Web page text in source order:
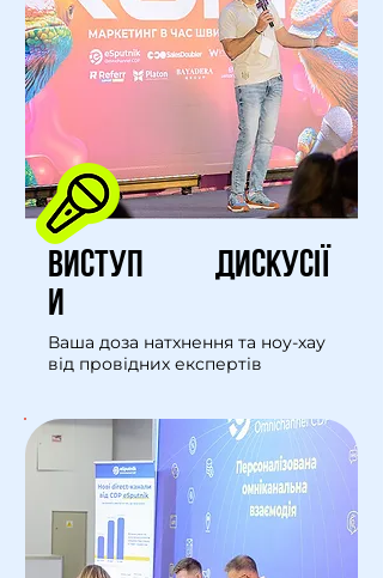
ВИСТУП
И
ДИСКУСІЇ
Ваша доза натхнення та ноу-хау
від провідних експертів